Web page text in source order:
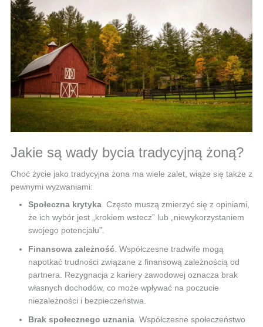
Jakie są wady bycia tradycyjną żoną?
Choć życie jako tradycyjna żona ma wiele zalet, wiąże się także z
pewnymi wyzwaniami:
Społeczna krytyka. Często muszą zmierzyć się z opiniami,
że ich wybór jest „krokiem wstecz” lub „niewykorzystaniem
swojego potencjału”.
Finansowa zależność. Współczesne tradwife mogą
napotkać trudności związane z finansową zależnością od
partnera. Rezygnacja z kariery zawodowej oznacza brak
własnych dochodów, co może wpływać na poczucie
niezależności i bezpieczeństwa.
Brak społecznego uznania. Współczesne społeczeństwo